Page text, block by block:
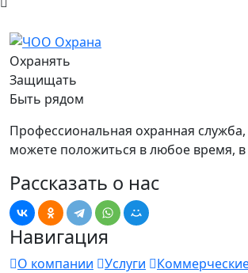
Охранять
Защищать
Быть рядом
Профессиональная охранная
можете положиться в любое время,
Рассказать о нас
Навигация
О компании Услуги